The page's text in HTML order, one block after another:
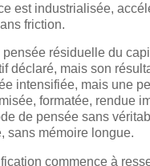
est industrialisée,
friction.
pensée résiduelle du
déclaré, mais son
intensifiée, mais une
formatée, rendue
de pensée sans
sans mémoire longue.
commence à